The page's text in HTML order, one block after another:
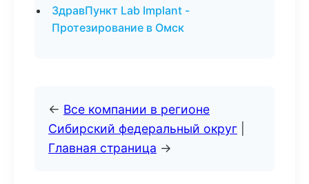
ЗдравПункт Lab Implant -
Протезирование в Омск
← Все компании в регионе
Сибирский федеральный округ
Главная страница →